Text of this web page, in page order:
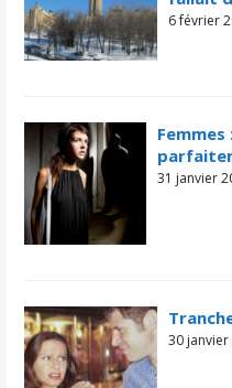
6 février
31 janvier
30 janvier